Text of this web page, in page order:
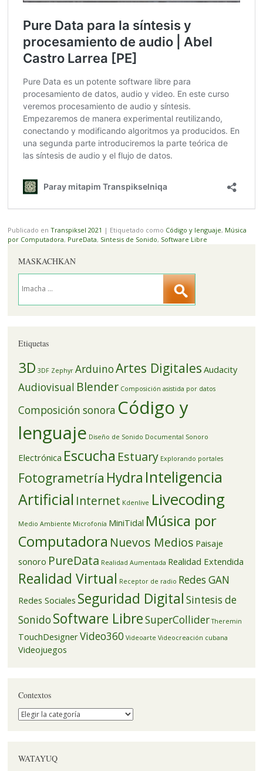
Publicado en Transpiksel 2021 | Etiquetado como Código y lenguaje, Música
por Computadora, PureData, Sintesis de Sonido, Software Libre
MASKACHKAN
Etiquetas
3D 3DF Zephyr ArduinoArtes Digitales Audacity
Audiovisual Blender Composición asistida por datos
Composición sonora Código y
lenguaje Diseño de Sonido Documental Sonoro
Electrónica Escucha Estuary Explorando portales
Fotogrametría Hydra Inteligencia
Artificial Internet Kdenlive Livecoding
Medio Ambiente Microfonía MiniTidal Música por
Computadora Nuevos Medios Paisaje
sonoro PureData Realidad Aumentada Realidad Extendida
Realidad Virtual Receptor de radio Redes GAN
Redes Sociales Seguridad Digital Sintesis de
Sonido Software LibreSuperCollider Theremin
TouchDesignerVideo360 Videoarte Videocreación cubana
Videojuegos
Contextos
Contextos
WATAYUQ